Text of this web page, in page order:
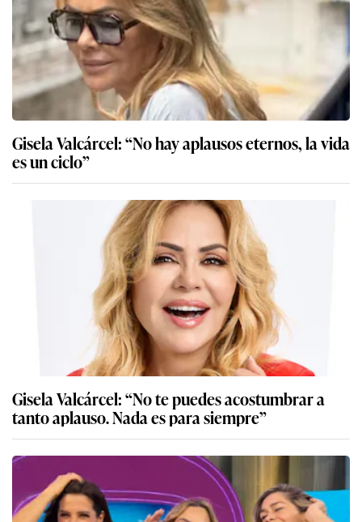
Gisela Valcárcel: “No hay aplausos eternos, la vida
es un ciclo”
Gisela Valcárcel: “No te puedes acostumbrar a
tanto aplauso. Nada es para siempre”